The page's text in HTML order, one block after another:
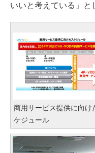
いいと考えている」と
商用サービス提供に向け
ケジュール